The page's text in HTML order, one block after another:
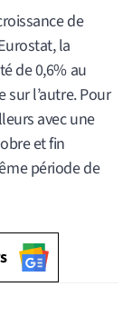
de
la
de 0,6% au
sur l’autre. Pour
avec une
et fin
période de